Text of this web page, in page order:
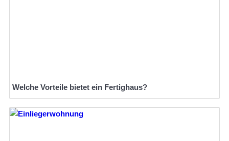
Welche Vorteile bietet ein Fertighaus?